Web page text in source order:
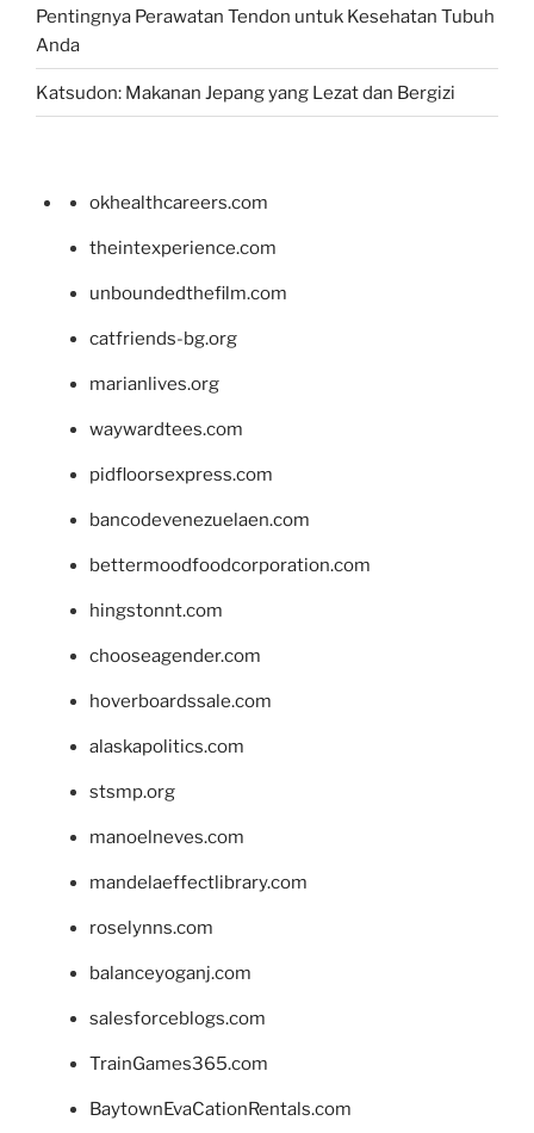
Pentingnya Perawatan Tendon untuk Kesehatan Tubuh
Anda
Katsudon: Makanan Jepang yang Lezat dan Bergizi
okhealthcareers.com
theintexperience.com
unboundedthefilm.com
catfriends-bg.org
marianlives.org
waywardtees.com
pidfloorsexpress.com
bancodevenezuelaen.com
bettermoodfoodcorporation.com
hingstonnt.com
chooseagender.com
hoverboardssale.com
alaskapolitics.com
stsmp.org
manoelneves.com
mandelaeffectlibrary.com
roselynns.com
balanceyoganj.com
salesforceblogs.com
TrainGames365.com
BaytownEvaCationRentals.com